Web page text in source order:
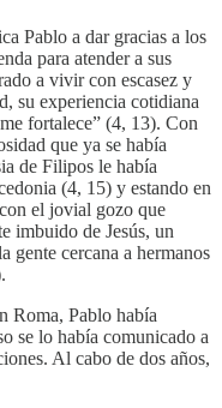
Pablo a dar gracias a los
para atender a sus
a vivir con escasez y
su experiencia cotidiana
fortalece” (4, 13). Con
que ya se había
de Filipos le había
(4, 15) y estando en
el jovial gozo que
imbuido de Jesús, un
gente cercana a hermanos
Roma, Pablo había
se lo había comunicado a
Al cabo de dos años,